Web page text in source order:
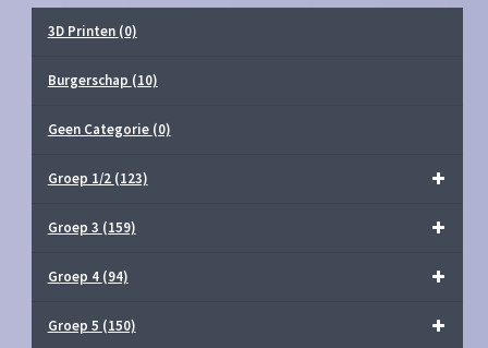
3D Printen (0)
Burgerschap (10)
Geen Categorie (0)
Groep 1/2 (123)
Groep 3 (159)
Groep 4 (94)
Groep 5 (150)